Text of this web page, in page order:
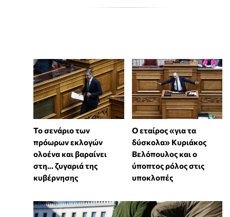
Το σενάριο των
πρόωρων εκλογών
ολοένα και βαραίνει
στη… ζυγαριά της
κυβέρνησης
Ο εταίρος «για τα
δύσκολα» Κυριάκος
Βελόπουλος και ο
ύποπτος ρόλος στις
υποκλοπές